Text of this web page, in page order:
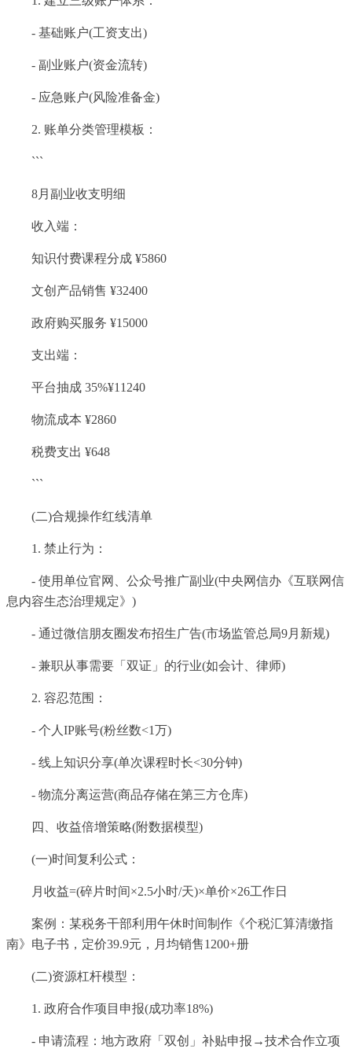
- 基础账户(工资支出)
- 副业账户(资金流转)
- 应急账户(风险准备金)
2. 账单分类管理模板：
```
8月副业收支明细
收入端：
知识付费课程分成 ¥5860
文创产品销售 ¥32400
政府购买服务 ¥15000
支出端：
平台抽成 35%¥11240
物流成本 ¥2860
税费支出 ¥648
```
(二)合规操作红线清单
1. 禁止行为：
- 使用单位官网、公众号推广副业(中央网信办《互联网信
息内容生态治理规定》)
- 通过微信朋友圈发布招生广告(市场监管总局9月新规)
- 兼职从事需要「双证」的行业(如会计、律师)
2. 容忍范围：
- 个人IP账号(粉丝数<1万)
- 线上知识分享(单次课程时长<30分钟)
- 物流分离运营(商品存储在第三方仓库)
四、收益倍增策略(附数据模型)
(一)时间复利公式：
月收益=(碎片时间×2.5小时/天)×单价×26工作日
案例：某税务干部利用午休时间制作《个税汇算清缴指
南》电子书，定价39.9元，月均销售1200+册
(二)资源杠杆模型：
1. 政府合作项目申报(成功率18%)
- 申请流程：地方政府「双创」补贴申报→技术合作立项